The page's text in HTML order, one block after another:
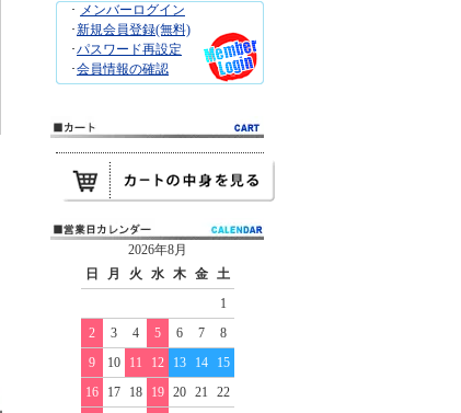
･ メンバーログイン
･新規会員登録(無料)
･パスワード再設定
･会員情報の確認
2026年8月
日
月 火 水 木 金
土
1
2
3 4 5 6 7
8
9
10 11 12 13 14
15
16
17 18 19 20 21
22